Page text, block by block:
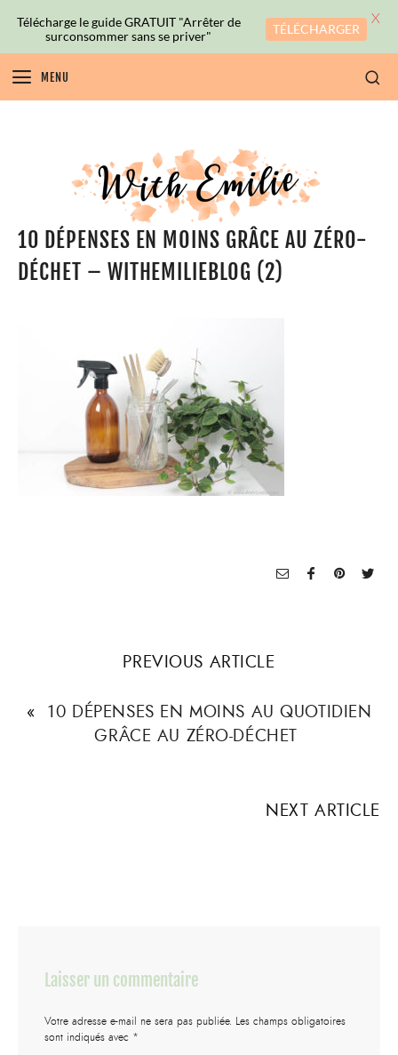
MENU
10 DÉPENSES EN MOINS GRÂCE AU ZÉRO-
DÉCHET – WITHEMILIEBLOG (2)
PREVIOUS ARTICLE
« 10 DÉPENSES EN MOINS AU QUOTIDIEN
GRÂCE AU ZÉRO-DÉCHET
NEXT ARTICLE
Laisser un commentaire
Votre adresse e-mail ne sera pas publiée. Les champs obligatoires
sont indiqués avec *
Télécharge le guide GRATUIT "Arrêter de
surconsommer sans se priver"
TÉLÉCHARGER
X